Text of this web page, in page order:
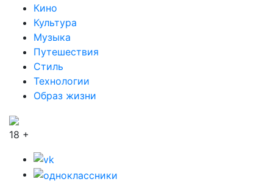
Кино
Культура
Музыка
Путешествия
Стиль
Технологии
Образ жизни
18 +